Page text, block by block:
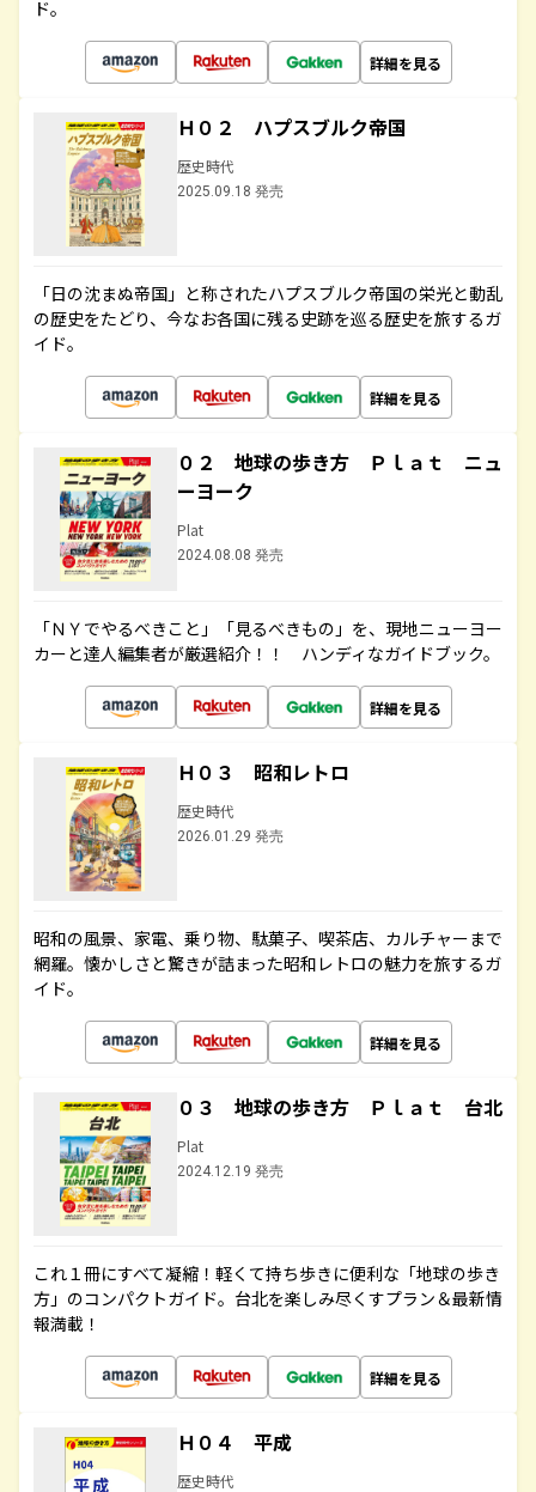
ド。
詳細を見る
Ｈ０２ ハプスブルク帝国
歴史時代
2025.09.18 発売
「日の沈まぬ帝国」と称されたハプスブルク帝国の栄光と動乱
の歴史をたどり、今なお各国に残る史跡を巡る歴史を旅するガ
イド。
詳細を見る
０２ 地球の歩き方 Ｐｌａｔ ニュ
ーヨーク
Plat
2024.08.08 発売
「ＮＹでやるべきこと」「見るべきもの」を、現地ニューヨー
カーと達人編集者が厳選紹介！！ ハンディなガイドブック。
詳細を見る
Ｈ０３ 昭和レトロ
歴史時代
2026.01.29 発売
昭和の風景、家電、乗り物、駄菓子、喫茶店、カルチャーまで
網羅。懐かしさと驚きが詰まった昭和レトロの魅力を旅するガ
イド。
詳細を見る
０３ 地球の歩き方 Ｐｌａｔ 台北
Plat
2024.12.19 発売
これ１冊にすべて凝縮！軽くて持ち歩きに便利な「地球の歩き
方」のコンパクトガイド。台北を楽しみ尽くすプラン＆最新情
報満載！
詳細を見る
Ｈ０４ 平成
歴史時代